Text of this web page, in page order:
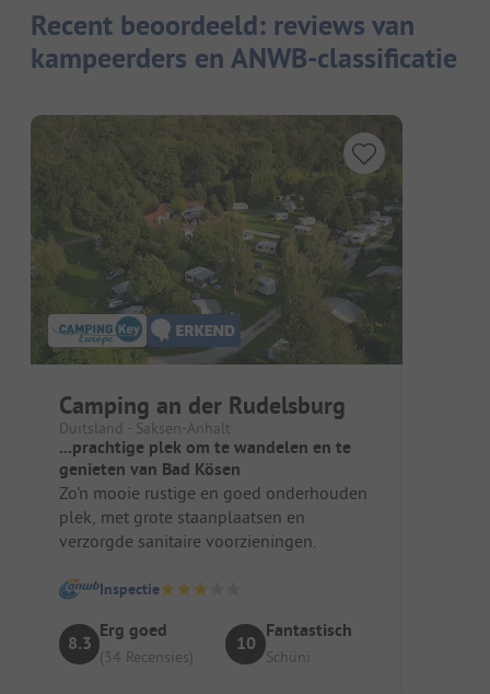
Recent beoordeeld: reviews van
kampeerders en ANWB-classificatie
Camping an der Rudelsburg
Duitsland - Saksen-Anhalt
...prachtige plek om te wandelen en te
genieten van Bad Kösen
Zo'n mooie rustige en goed onderhouden
plek, met grote staanplaatsen en
verzorgde sanitaire voorzieningen.
Inspectie
8.3
Erg goed
(34 Recensies)
10
Fantastisch
Schüni